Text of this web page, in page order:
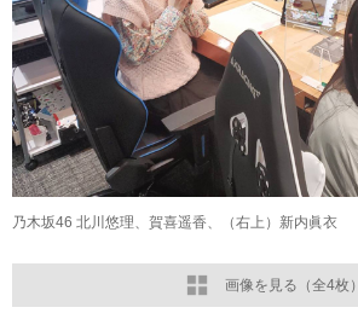
画像を見る（全4枚）
乃木坂46 北川悠理、賀喜遥香、（右上）新内眞衣